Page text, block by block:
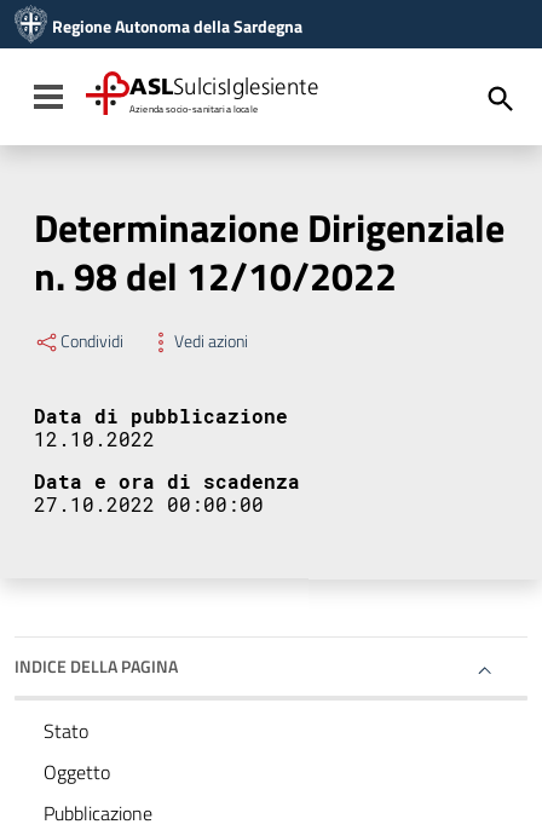
Vai al menu di navigazione
Vai al footer
Regione Autonoma della Sardegna
Toggle navigation
ASLSulcisIglesiente
Azienda socio-sanitaria locale
Determinazione Dirigenziale
n. 98 del 12/10/2022
Condividi Vedi azioni
Data di pubblicazione
12.10.2022
Data e ora di scadenza
27.10.2022 00:00:00
INDICE DELLA PAGINA
Stato
Oggetto
Pubblicazione